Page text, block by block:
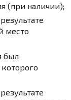
(при наличии);
место
был